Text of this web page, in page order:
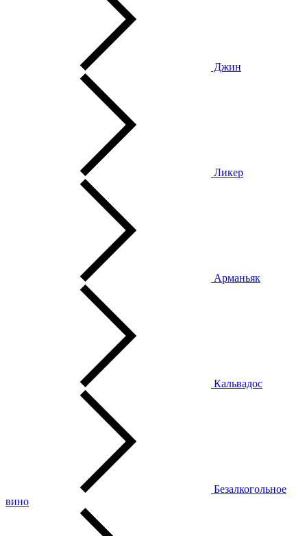
Джин
Ликер
Арманьяк
Кальвадос
Безалкогольное
вино